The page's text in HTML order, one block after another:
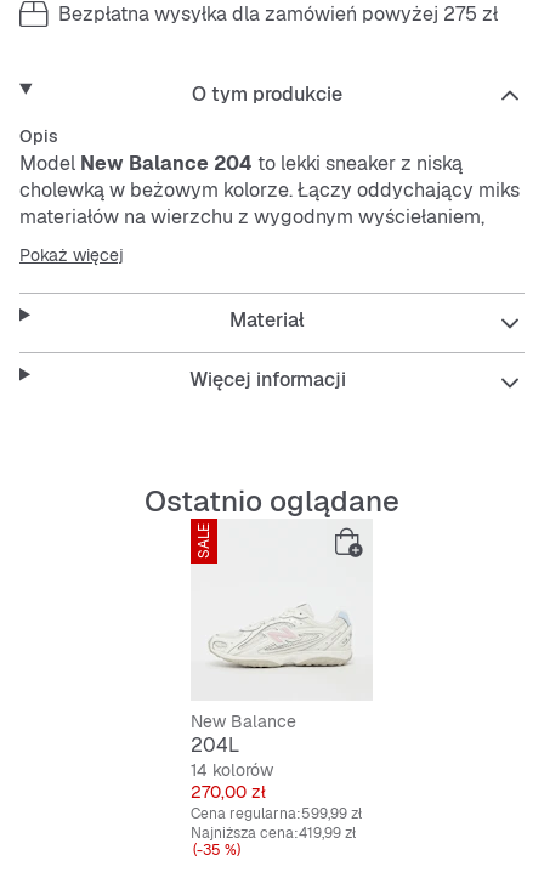
Bezpłatna wysyłka dla zamówień powyżej 275 zł
O tym produkcie
Opis
Model New Balance 204 to lekki sneaker z niską
cholewką w beżowym kolorze. Łączy oddychający miks
materiałów na wierzchu z wygodnym wyściełaniem,
które zapewnia komfort noszenia. Elastyczna, odporna
na ścieranie i antypoślizgowa podeszwa gwarantuje
pewny krok. Sznurowadła pozwalają na indywidualne
dopasowanie.
Oddychający materiał
Wygodne wyściółki
Elastyczna i odporna na ścieranie podeszwa
Antypoślizgowa dla pewnego kroku
Praktyczne sznurowanie
Pokaż więcej
Materiał
Więcej informacji
Ostatnio oglądane
SALE
New Balance
204L
14 kolorów
Cena
270,00 zł
Cena regularna:599,99 zł
Najniższa cena:419,99 zł
(-35 %)